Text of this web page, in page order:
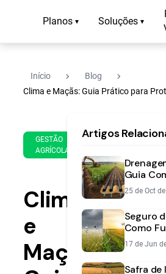
Planos ▾ Soluções ▾
Início navigate_next Blog navigate_next
Clima e Maçãs: Guia Prático para
GESTÃO
AGRÍCOLA
de
de
2025
min
leitura
Clima
e
Maçãs:
Artigos
Guia
Manejar
Água na
25 de Oct de
Seguro
Como
Que é
sua
17 de Jun
Safra de